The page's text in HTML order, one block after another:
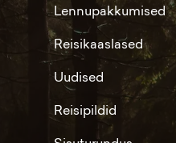
Lennupakkumised
Reisikaaslased
Uudised
Reisipildid